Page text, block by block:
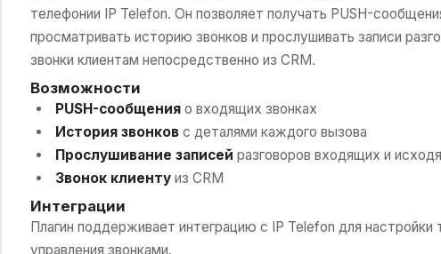
телефонии IP Telefon. Он позволяет получать PUSH-
просматривать историю звонков и прослушивать записи
звонки клиентам непосредственно из CRM.
Возможности
PUSH-сообщенияо входящих звонках
История звонковс деталями каждого вызова
Прослушивание записей разговоров входящих и
Звонок клиентуиз CRM
Интеграции
Плагин поддерживает интеграцию с IP Telefon для
управления звонками.